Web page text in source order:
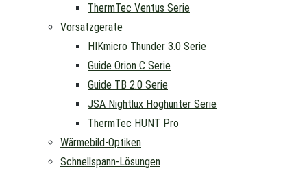
ThermTec Ventus Serie
Vorsatzgeräte
HIKmicro Thunder 3.0 Serie
Guide Orion C Serie
Guide TB 2.0 Serie
JSA Nightlux Hoghunter Serie
ThermTec HUNT Pro
Wärmebild-Optiken
Schnellspann-Lösungen